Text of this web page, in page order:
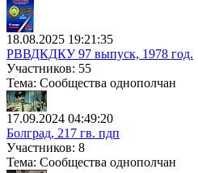
18.08.2025 19:21:35
РВВДКДКУ 97 выпуск, 1978 год.
Участников: 55
Тема: Сообщества однополчан
17.09.2024 04:49:20
Болград, 217 гв. пдп
Участников: 8
Тема: Сообщества однополчан